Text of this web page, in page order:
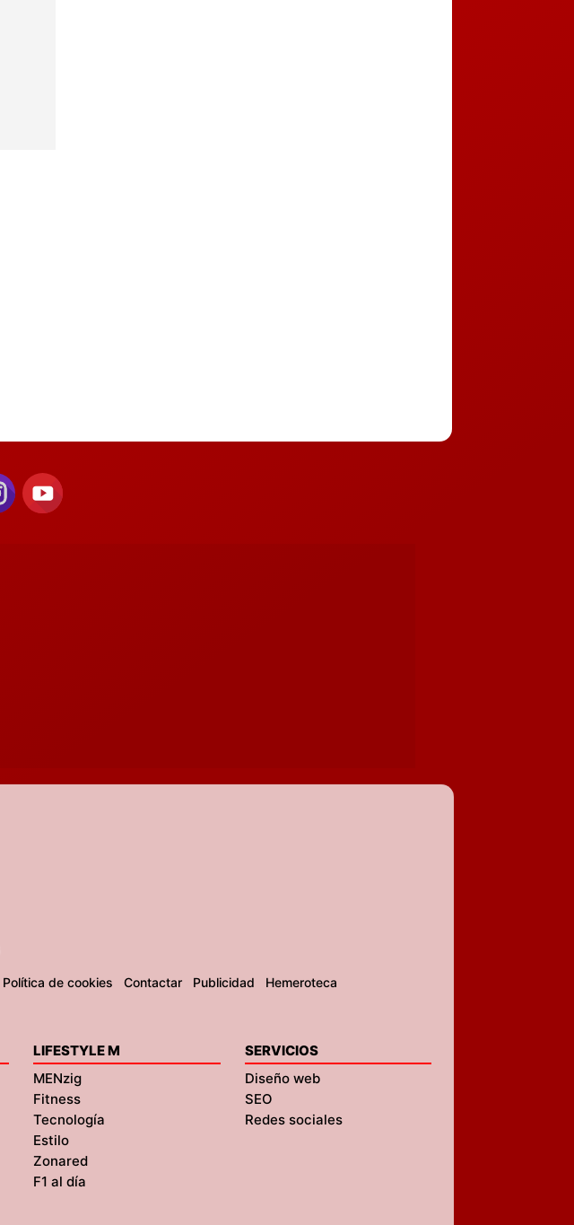
Política de cookies Contactar Publicidad Hemeroteca
LIFESTYLE M
MENzig
Fitness
Tecnología
Estilo
Zonared
F1 al día
SERVICIOS
Diseño web
SEO
Redes sociales